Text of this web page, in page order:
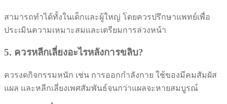
สามารถทำได้ทั้งในเด็กและผู้ใหญ่ โดยควรปรึกษาแพทย์เพื่อ
ประเมินความเหมาะสมและเตรียมการล่วงหน้า
5. ควรหลีกเลี่ยงอะไรหลังการขลิบ?
ควรงดกิจกรรมหนัก เช่น การออกกำลังกาย ใช้ของมีคมสัมผัส
แผล และหลีกเลี่ยงเพศสัมพันธ์จนกว่าแผลจะหายสมบูรณ์